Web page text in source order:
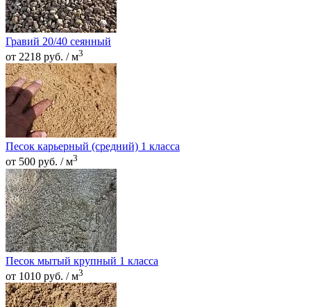
Гравий 20/40 сеянный
от 2218 руб. / м3
Песок карьерный (средний) 1 класса
от 500 руб. / м3
Песок мытый крупный 1 класса
от 1010 руб. / м3